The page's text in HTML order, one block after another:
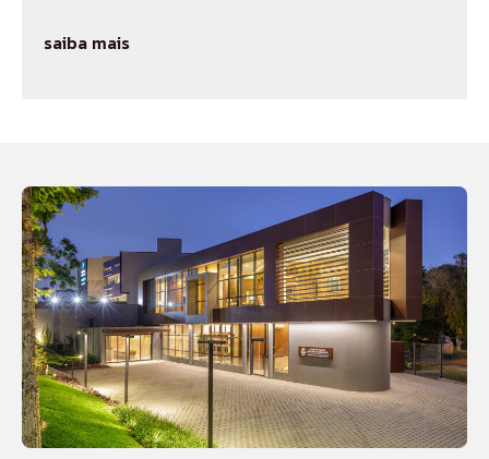
saiba mais